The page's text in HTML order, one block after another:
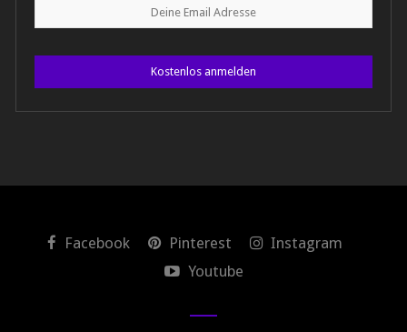
Kostenlos anmelden
Facebook Pinterest
Instagram
Youtube